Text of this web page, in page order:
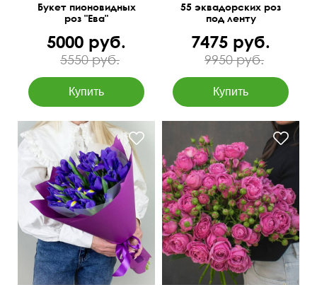
Букет пионовидных
роз "Ева"
5000 руб.
5550 руб.
55 эквадорских роз
под ленту
7475 руб.
9950 руб.
50 см 50 см